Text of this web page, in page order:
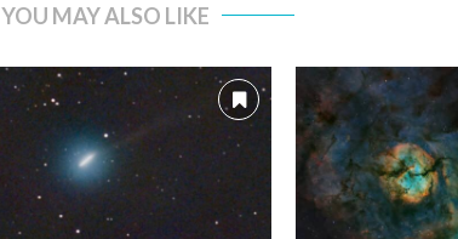
YOU MAY ALSO LIKE